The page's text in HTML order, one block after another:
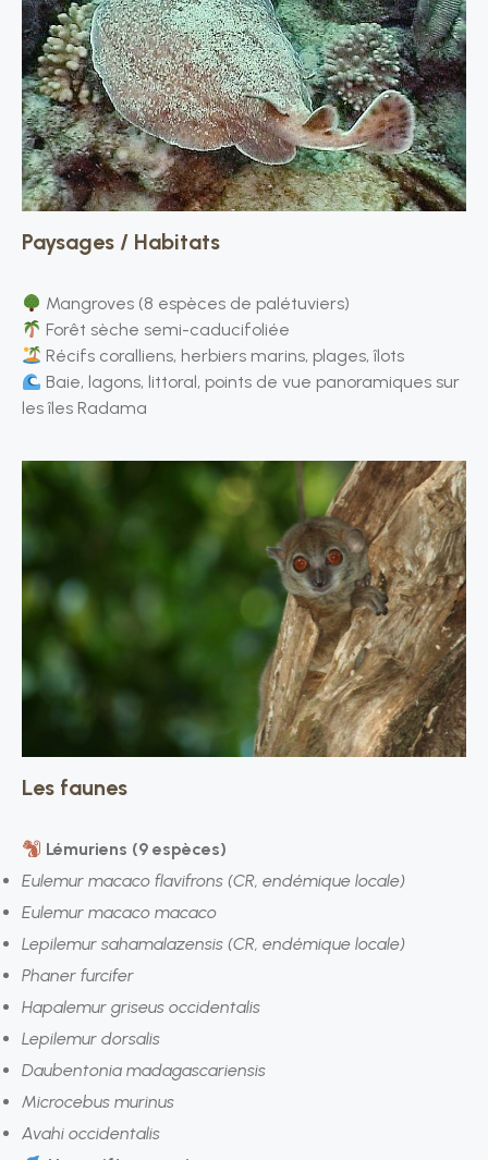
Paysages / Habitats
Mangroves (8 espèces de palétuviers)
Forêt sèche semi-caducifoliée
Récifs coralliens, herbiers marins, plages, îlots
Baie, lagons, littoral, points de vue panoramiques sur
les îles Radama
Les faunes
Lémuriens (9 espèces)
Eulemur macaco flavifrons (CR, endémique locale)
Eulemur macaco macaco
Lepilemur sahamalazensis (CR, endémique locale)
Phaner furcifer
Hapalemur griseus occidentalis
Lepilemur dorsalis
Daubentonia madagascariensis
Microcebus murinus
Avahi occidentalis